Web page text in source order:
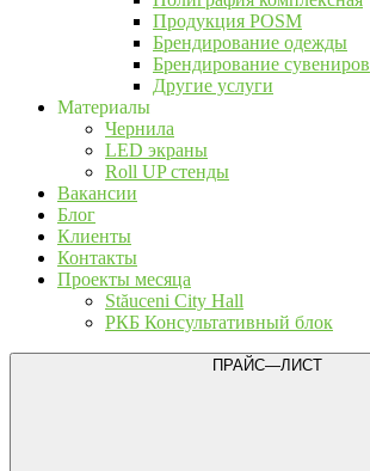
Продукция POSM
Брендирование одежды
Брендирование сувениров
Другие услуги
Материалы
Чернила
LED экраны
Roll UP стенды
Вакансии
Блог
Клиенты
Контакты
Проекты месяца
Stăuceni City Hall
РКБ Консультативный блок
ПРАЙС—ЛИСТ